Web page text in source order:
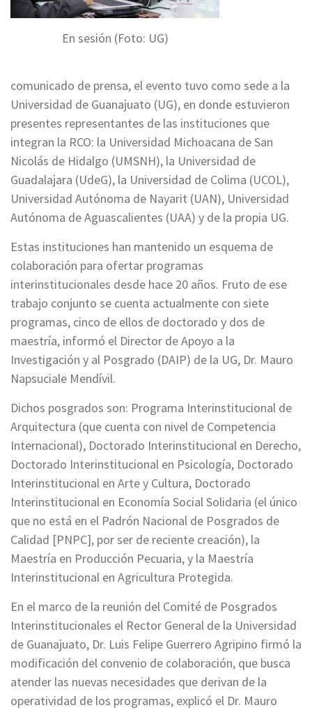
En sesión (Foto: UG)
comunicado de prensa, el evento tuvo como sede a la
Universidad de Guanajuato (UG), en donde estuvieron
presentes representantes de las instituciones que
integran la RCO: la Universidad Michoacana de San
Nicolás de Hidalgo (UMSNH), la Universidad de
Guadalajara (UdeG), la Universidad de Colima (UCOL),
Universidad Autónoma de Nayarit (UAN), Universidad
Autónoma de Aguascalientes (UAA) y de la propia UG.
Estas instituciones han mantenido un esquema de
colaboración para ofertar programas
interinstitucionales desde hace 20 años. Fruto de ese
trabajo conjunto se cuenta actualmente con siete
programas, cinco de ellos de doctorado y dos de
maestría, informó el Director de Apoyo a la
Investigación y al Posgrado (DAIP) de la UG, Dr. Mauro
Napsuciale Mendívil.
Dichos posgrados son: Programa Interinstitucional de
Arquitectura (que cuenta con nivel de Competencia
Internacional), Doctorado Interinstitucional en Derecho,
Doctorado Interinstitucional en Psicología, Doctorado
Interinstitucional en Arte y Cultura, Doctorado
Interinstitucional en Economía Social Solidaria (el único
que no está en el Padrón Nacional de Posgrados de
Calidad [PNPC], por ser de reciente creación), la
Maestría en Producción Pecuaria, y la Maestría
Interinstitucional en Agricultura Protegida.
En el marco de la reunión del Comité de Posgrados
Interinstitucionales el Rector General de la Universidad
de Guanajuato, Dr. Luis Felipe Guerrero Agripino firmó la
modificación del convenio de colaboración, que busca
atender las nuevas necesidades que derivan de la
operatividad de los programas, explicó el Dr. Mauro